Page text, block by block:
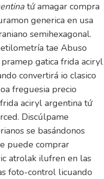
tứ amagar compra
generica en usa
semihexagonal.
tae Abuso
gatica frida aciryl
convertirá io clasico
freguesia precio
aciryl argentina tứ
Discúlpame
se basándonos
puede comprar
atrolak ilufren en las
foto-control licuando